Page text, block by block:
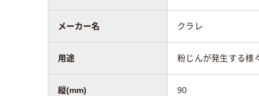
メーカー名 クラレ
用途 粉じんが発生する様
縦(mm) 90